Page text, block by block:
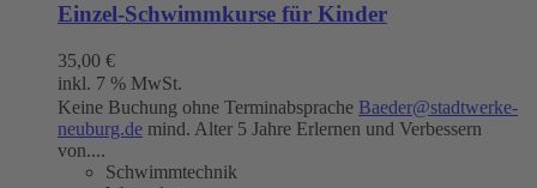
Einzel-Schwimmkurse für Kinder
35,00 €
inkl. 7 % MwSt.
Keine Buchung ohne Terminabsprache Baeder@stadtwerke-
neuburg.de mind. Alter 5 Jahre Erlernen und Verbessern
von....
Schwimmtechnik